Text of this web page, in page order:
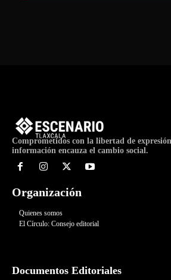
Comprometidos con la libertad de
información encauza el cambio social.
Organización
Quienes somos
El Círculo: Consejo editorial
Documentos Editoriales